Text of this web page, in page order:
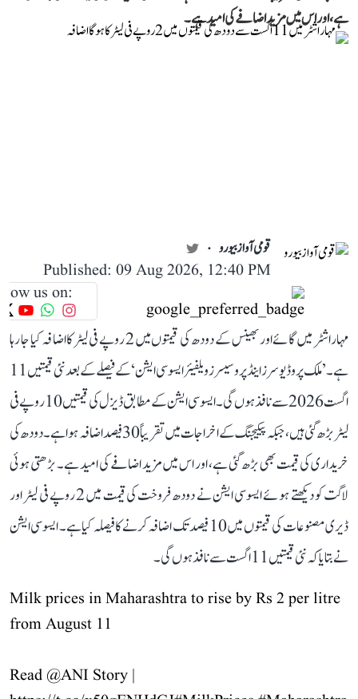
ہے، اور اس میں مزید اضافے کی امید ہے۔
قومی آواز بیورو
Published: 09 Aug 2026, 12:40 PM
us on:
مہاراشٹر میں گائے اور بھینس کے دودھ کی قیمتوں میں 2 روپے فی لیٹر کا اضافہ کیا جا رہا
ہے۔ ’ملک پروڈیوسرز اینڈ پروسیسرز ویلفیئر ایسوسی ایشن‘ کے فیصلے کے بعد نئی قیمتیں 11
اگست 2026 سے نافذ ہوں گی۔ ایسوسی ایشن کے مطابق ڈیزل کی قیمتیں 10 روپے فی
لیٹر بڑھ گئی ہیں، جبکہ پیکیجنگ کے اخراجات میں تقریباً 30 فیصد اضافہ ہوا ہے۔ دودھ کی
خریداری کی قیمت بھی بڑھ گئی ہے، اور اس میں مزید اضافے کی امید ہے۔ بڑھتی ہوئی
لاگت کو دیکھتے ہوئے ایسوسی ایشن نے دودھ فروخت کی قیمت میں 2 روپے فی لیٹر اور
ڈیری مصنوعات کی قیمتوں میں 10 فیصد تک اضافہ کرنے کا فیصلہ کیا ہے۔ ایسوسی ایشن
نے بتایا کہ نئی قیمتیں 11 اگست سے نافذ ہوں گی۔
Milk prices in Maharashtra to rise by Rs 2 per litre
from August 11
Read @ANI Story |